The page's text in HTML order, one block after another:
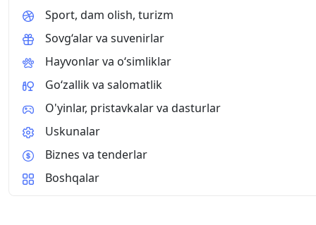
Sport, dam olish, turizm
Sovg‘alar va suvenirlar
Hayvonlar va o‘simliklar
Go‘zallik va salomatlik
O'yinlar, pristavkalar va dasturlar
Uskunalar
Biznes va tenderlar
Boshqalar